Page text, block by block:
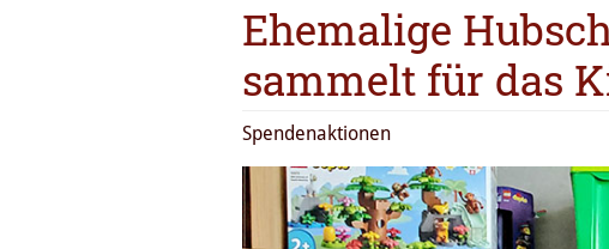
Ehemalige
sammelt für das
Spendenaktionen